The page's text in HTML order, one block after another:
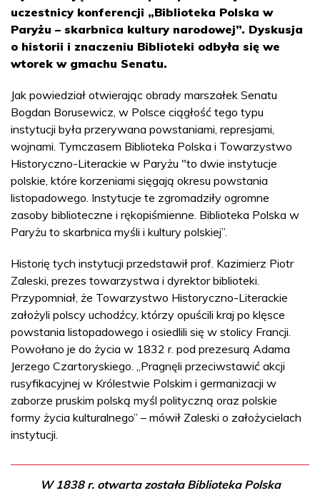
uczestnicy konferencji „Biblioteka Polska w
Paryżu – skarbnica kultury narodowej”. Dyskusja
o historii i znaczeniu Biblioteki odbyła się we
wtorek w gmachu Senatu.
Jak powiedział otwierając obrady marszałek Senatu
Bogdan Borusewicz, w Polsce ciągłość tego typu
instytucji była przerywana powstaniami, represjami,
wojnami. Tymczasem Biblioteka Polska i Towarzystwo
Historyczno-Literackie w Paryżu "to dwie instytucje
polskie, które korzeniami sięgają okresu powstania
listopadowego. Instytucje te zgromadziły ogromne
zasoby biblioteczne i rękopiśmienne. Biblioteka Polska w
Paryżu to skarbnica myśli i kultury polskiej”.
Historię tych instytucji przedstawił prof. Kazimierz Piotr
Zaleski, prezes towarzystwa i dyrektor biblioteki.
Przypomniał, że Towarzystwo Historyczno-Literackie
założyli polscy uchodźcy, którzy opuścili kraj po klęsce
powstania listopadowego i osiedlili się w stolicy Francji.
Powołano je do życia w 1832 r. pod prezesurą Adama
Jerzego Czartoryskiego. „Pragnęli przeciwstawić akcji
rusyfikacyjnej w Królestwie Polskim i germanizacji w
zaborze pruskim polską myśl polityczną oraz polskie
formy życia kulturalnego” – mówił Zaleski o założycielach
instytucji.
W 1838 r. otwarta została Biblioteka Polska